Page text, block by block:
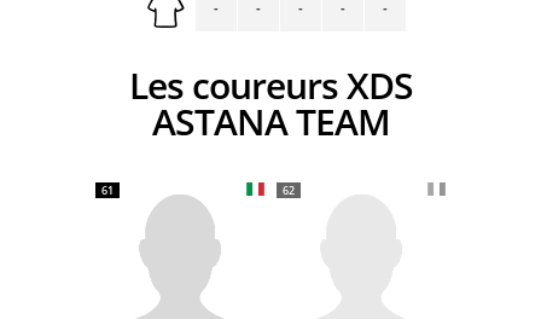
- - - - -
Les coureurs XDS
ASTANA TEAM
61 62